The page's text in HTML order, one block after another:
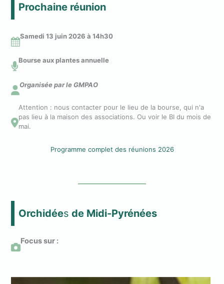
Prochaine réunion
Samedi 13 juin 2026 à 14h30
Bourse aux plantes annuelle
Organisée par le GMPAO
Attention : nous contacter pour le lieu de la bourse, qui n'a
pas lieu à la maison des associations. Ou voir le BI du mois de
mai.
Programme complet des réunions 2026
Orchidéesde Midi-Pyrénées
Focus sur :